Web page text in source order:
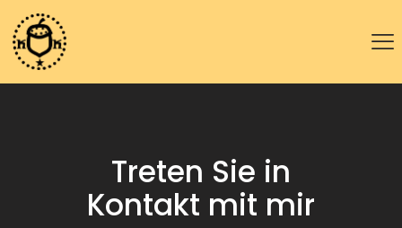
Treten Sie in
Kontakt mit mir